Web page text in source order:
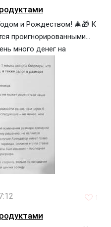
и Рождеством! 🎄🎁 К
проигнорированными...
много денег на
1